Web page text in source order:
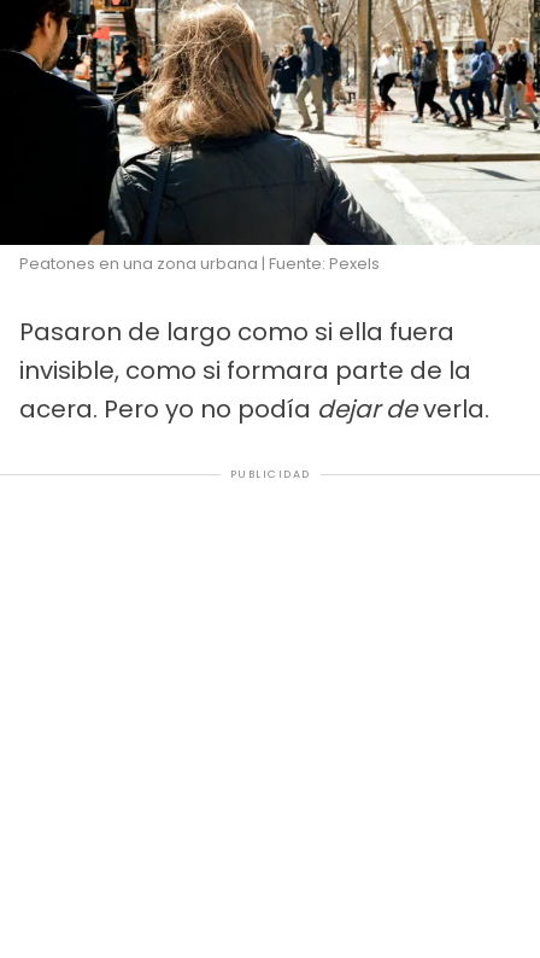
Peatones en una zona urbana | Fuente: Pexels
Pasaron de largo como si ella fuera
invisible, como si formara parte de la
acera. Pero yo no podía dejar deverla.
PUBLICIDAD